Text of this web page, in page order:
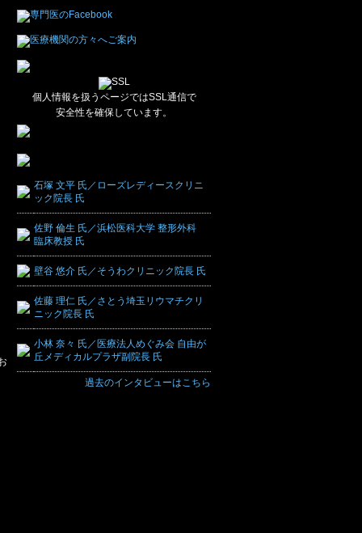
個人情報を扱うページではSSL通信で
安全性を確保しています。
石塚 文平 氏／ローズレディースクリニ
ック院長 氏
佐野 倫生 氏／浜松医科大学 整形外科
臨床教授 氏
壁谷 悠介 氏／そうわクリニック院長 氏
佐藤 理仁 氏／さとう埼玉リウマチクリ
ニック院長 氏
小林 奈々 氏／医療法人めぐみ会 自由が
丘メディカルプラザ副院長 氏
過去のインタビューはこちら